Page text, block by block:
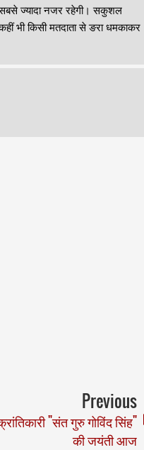
ज्यादा नजर रहेगी। सकुशल
भी किसी मतदाता से ङरा धमकाकर
Previous
"संत गुरु गोविंद सिंह"
की जयंती आज